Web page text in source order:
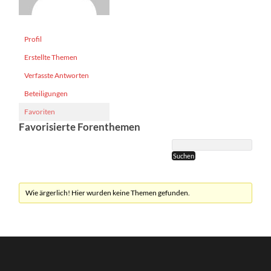
Profil
Erstellte Themen
Verfasste Antworten
Beteiligungen
Favoriten
Favorisierte Forenthemen
Wie ärgerlich! Hier wurden keine Themen gefunden.